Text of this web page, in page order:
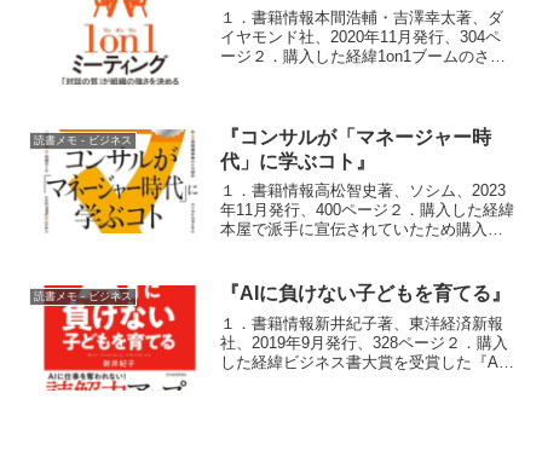
１．書籍情報本間浩輔・吉澤幸太著、ダ
イヤモンド社、2020年11月発行、304ペ
ージ２．購入した経緯1on1ブームのさき
トされた...
読書メモ - ビジネス
『コンサルが「マネージャー時
代」に学ぶコト』
１．書籍情報高松智史著、ソシム、2023
年11月発行、400ページ２．購入した経緯
本屋で派手に宣伝されていたため購入。
分からず、途中で通読破棄。４．購入前
の自分に薦めた...
読書メモ - ビジネス 『AIに負けない子どもを育てる』
１．書籍情報新井紀子著、東洋経済新報
社、2019年9月発行、328ページ２．購入
した経緯ビジネス書大賞を受賞した『AI